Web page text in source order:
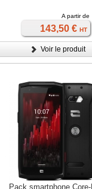
A partir de
143,50 € HT
Voir le produit
Pack smartphone